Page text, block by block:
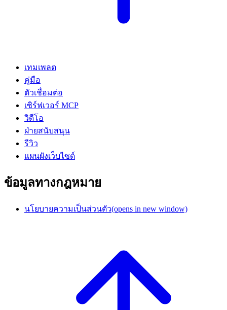
เทมเพลต
คู่มือ
ตัวเชื่อมต่อ
เซิร์ฟเวอร์ MCP
วิดีโอ
ฝ่ายสนับสนุน
รีวิว
แผนผังเว็บไซต์
ข้อมูลทางกฎหมาย
นโยบายความเป็นส่วนตัว(opens in new window)